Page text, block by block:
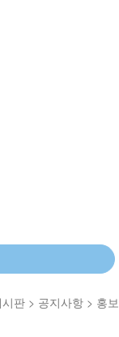
시판 > 공지사항 > 홍보